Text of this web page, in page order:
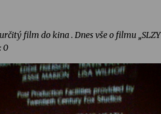
film do kina . Dnes vše o filmu „SLZY
0